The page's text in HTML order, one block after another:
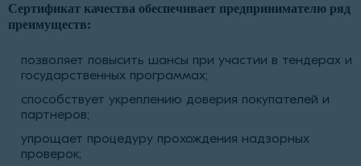
Сертификат качества обеспечивает предпринимателю ряд
преимуществ:
позволяет повысить шансы при участии в тендерах и
государственных программах;
способствует укреплению доверия покупателей и
партнеров;
упрощает процедуру прохождения надзорных
проверок;